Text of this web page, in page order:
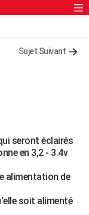
Sujet Suivant
seront éclairés
en 3,2 - 3.4v
alimentation de
soit alimenté